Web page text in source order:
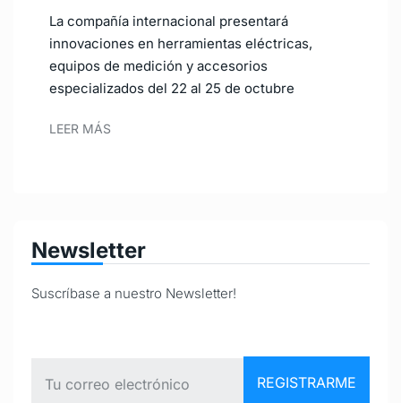
La compañía internacional presentará
innovaciones en herramientas eléctricas,
equipos de medición y accesorios
especializados del 22 al 25 de octubre
LEER MÁS
Newsletter
Suscríbase a nuestro Newsletter!